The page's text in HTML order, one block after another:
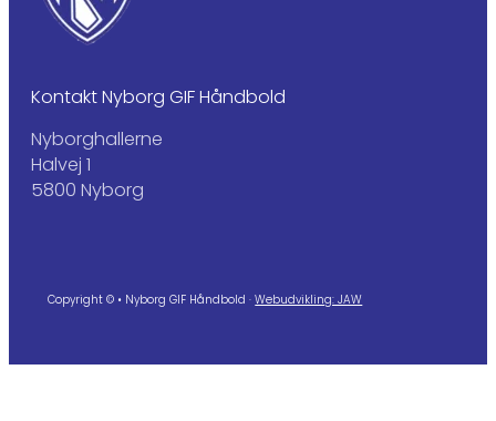
Kontakt Nyborg GIF Håndbold
Nyborghallerne
Halvej 1
5800 Nyborg
Copyright © • Nyborg GIF Håndbold ·Webudvikling: JAW